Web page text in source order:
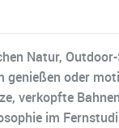
Natur,
oder
verkopfte
im